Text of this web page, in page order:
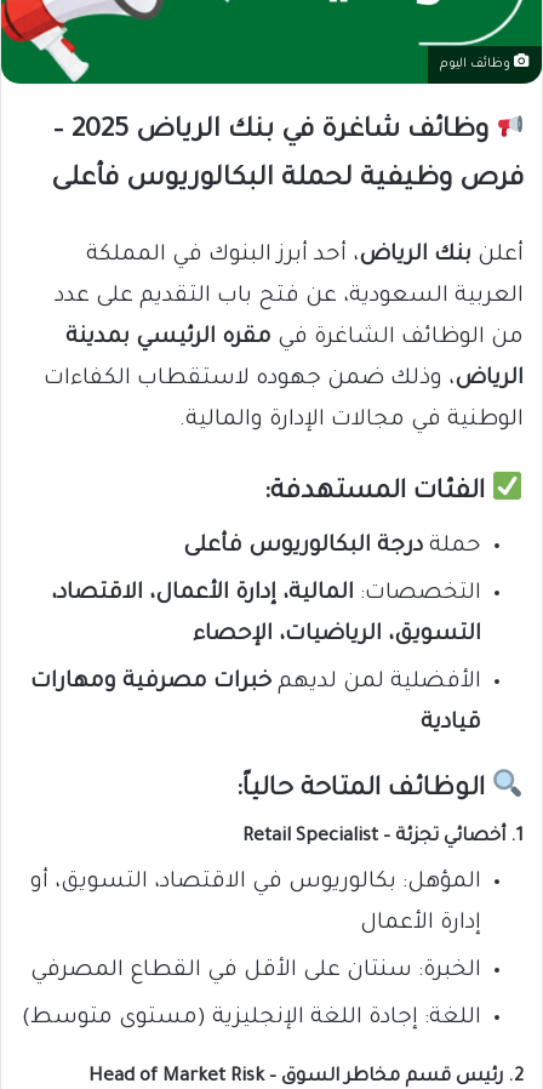
وظائف اليوم
وظائف شاغرة في بنك الرياض 2025 –
فرص وظيفية لحملة البكالوريوس فأعلى
أعلن بنك الرياض، أحد أبرز البنوك في المملكة
العربية السعودية، عن فتح باب التقديم على عدد
من الوظائف الشاغرة في مقره الرئيسي بمدينة
الرياض، وذلك ضمن جهوده لاستقطاب الكفاءات
الوطنية في مجالات الإدارة والمالية.
الفئات المستهدفة:
حملة درجة البكالوريوس فأعلى
التخصصات: المالية، إدارة الأعمال، الاقتصاد،
التسويق، الرياضيات، الإحصاء
الأفضلية لمن لديهم خبرات مصرفية ومهارات
قيادية
الوظائف المتاحة حالياً:
1. أخصائي تجزئة – Retail Specialist
المؤهل: بكالوريوس في الاقتصاد، التسويق، أو
إدارة الأعمال
الخبرة: سنتان على الأقل في القطاع المصرفي
اللغة: إجادة اللغة الإنجليزية (مستوى متوسط)
2. رئيس قسم مخاطر السوق – Head of Market Risk